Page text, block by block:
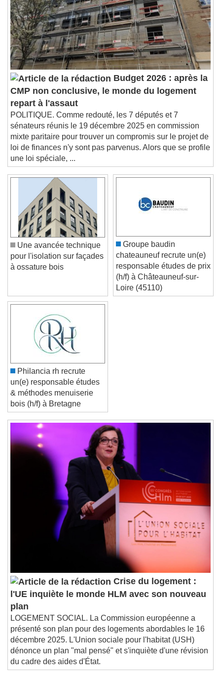
subtitles settings, opens subtitles
settings dialog
subtitles off, selected
Audio Track
Picture-in-Picture
Fullscreen
This is a modal window.
Beginning of dialog window. Escape will cancel
and close the window.
Text
Color
Text Background
Color Opacity
Caption Area Background
Color
Font Size
Text Edge Style
Reset
Done
Close Modal Dialog
End of dialog window.
Budget 2026 : après la
CMP non conclusive, le monde du logement
repart à l'assaut
POLITIQUE. Comme redouté, les 7 députés et 7
sénateurs réunis le 19 décembre 2025 en commission
mixte paritaire pour trouver un compromis sur le projet de
loi de finances n'y sont pas parvenus. Alors que se profile
une loi spéciale, ...
Une avancée technique
pour l'isolation sur façades
à ossature bois
Groupe baudin
chateauneuf recrute un(e)
responsable études de prix
(h/f) à Châteauneuf-sur-
Loire (45110)
Philancia rh recrute
un(e) responsable études
& méthodes menuiserie
bois (h/f) à Bretagne
Crise du logement :
l'UE inquiète le monde HLM avec son nouveau
plan
LOGEMENT SOCIAL. La Commission européenne a
présenté son plan pour des logements abordables le 16
décembre 2025. L'Union sociale pour l'habitat (USH)
dénonce un plan "mal pensé" et s'inquiète d'une révision
du cadre des aides d'État.